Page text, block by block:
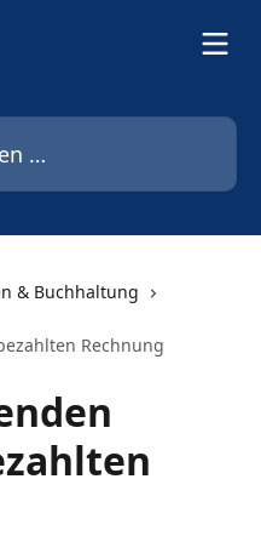
& Buchhaltung
Rechnung